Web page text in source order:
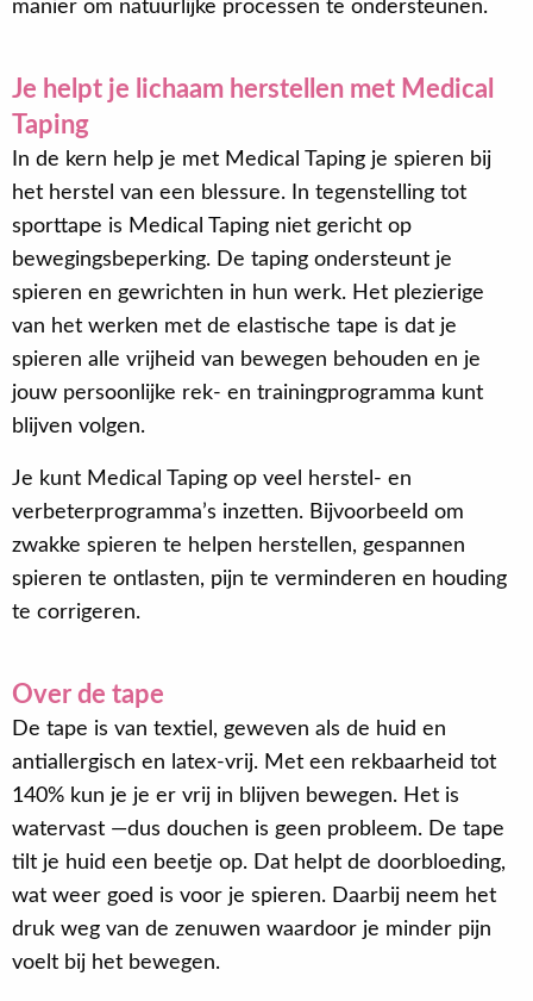
manier om natuurlijke processen te ondersteunen.
Je helpt je lichaam herstellen met Medical
Taping
In de kern help je met Medical Taping je spieren bij
het herstel van een blessure. In tegenstelling tot
sporttape is Medical Taping niet gericht op
bewegingsbeperking. De taping ondersteunt je
spieren en gewrichten in hun werk. Het plezierige
van het werken met de elastische tape is dat je
spieren alle vrijheid van bewegen behouden en je
jouw persoonlijke rek- en trainingprogramma kunt
blijven volgen.
Je kunt Medical Taping op veel herstel- en
verbeterprogramma’s inzetten. Bijvoorbeeld om
zwakke spieren te helpen herstellen, gespannen
spieren te ontlasten, pijn te verminderen en houding
te corrigeren.
Over de tape
De tape is van textiel, geweven als de huid en
antiallergisch en latex-vrij. Met een rekbaarheid tot
140% kun je je er vrij in blijven bewegen. Het is
watervast —dus douchen is geen probleem. De tape
tilt je huid een beetje op. Dat helpt de doorbloeding,
wat weer goed is voor je spieren. Daarbij neem het
druk weg van de zenuwen waardoor je minder pijn
voelt bij het bewegen.